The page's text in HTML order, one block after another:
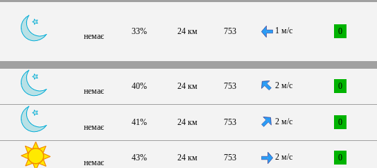
немає 33% 24 км 753 1 м/с 0
немає 40% 24 км 753 2 м/с 0
немає 41% 24 км 753 2 м/с 0
немає 43% 24 км 753 2 м/с 0